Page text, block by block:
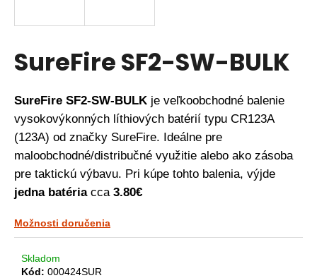
SureFire SF2-SW-BULK
SureFire SF2-SW-BULK je veľkoobchodné balenie
vysokovýkonných líthiových batérií typu CR123A
(123A) od značky SureFire. Ideálne pre
maloobchodné/distribučné využitie alebo ako zásoba
pre taktickú výbavu. Pri kúpe tohto balenia, výjde
jedna batériacca 3.80€
Možnosti doručenia
Skladom
Kód: 000424SUR
s
ť
?
HĽADAŤ
d
p
o